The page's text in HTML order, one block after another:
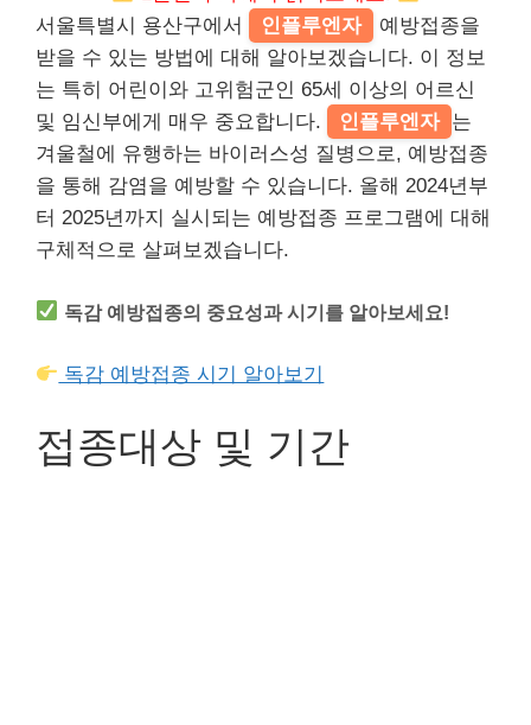
서울특별시 용산구에서
인플루엔자
예방접종을
받을 수 있는 방법에 대해 알아보겠습니다. 이 정보
는 특히 어린이와 고위험군인 65세 이상의 어르신
및 임신부에게 매우 중요합니다.
인플루엔자 는
겨울철에 유행하는 바이러스성 질병으로, 예방접종
을 통해 감염을 예방할 수 있습니다. 올해 2024년부
터 2025년까지 실시되는 예방접종 프로그램에 대해
구체적으로 살펴보겠습니다.
독감 예방접종의 중요성과 시기를 알아보세요!
독감 예방접종 시기 알아보기
접종대상 및 기간